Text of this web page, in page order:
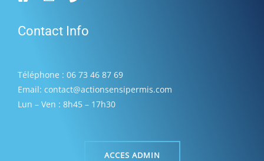
Contact Info
Téléphone : 06 73 46 87 69
Email: contact@actionsensipermis.com
Lun – Ven : 8h45 – 17h30
ACCES ADMIN